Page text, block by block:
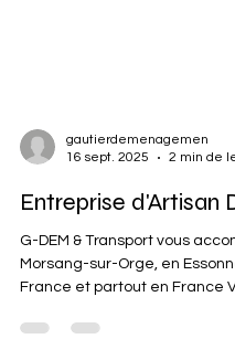
16 sept. 2025
2 min de
Entreprise d'Artisan
G-DEM & Transport vous